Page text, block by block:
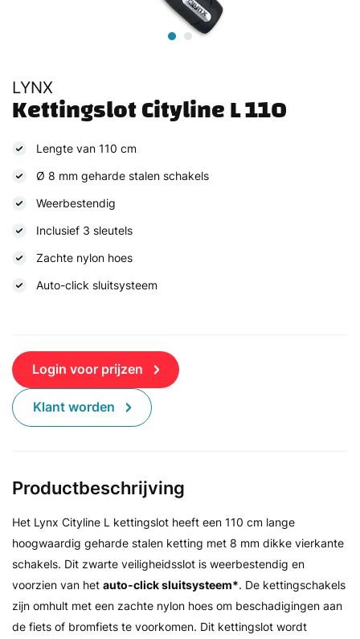
LYNX
Kettingslot Cityline L 110
Lengte van 110 cm
Ø 8 mm geharde stalen schakels
Weerbestendig
Inclusief 3 sleutels
Zachte nylon hoes
Auto-click sluitsysteem
Login voor prijzen
Klant worden
Productbeschrijving
Het Lynx Cityline L kettingslot heeft een 110 cm lange
hoogwaardig geharde stalen ketting met 8 mm dikke vierkante
schakels. Dit zwarte veiligheidsslot is weerbestendig en
voorzien van het auto-click sluitsysteem*. De kettingschakels
zijn omhult met een zachte nylon hoes om beschadigingen aan
de fiets of bromfiets te voorkomen. Dit kettingslot wordt